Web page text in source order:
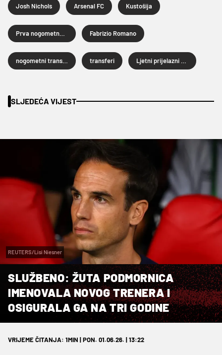
Josh Nichols Arsenal FC Kustošija
Fabrizio Romano
transferi
SLJEDEĆA VIJEST
REUTERS/Lisi Niesner
SLUŽBENO: ŽUTA PODMORNICA
IMENOVALA NOVOG TRENERA I
OSIGURALA GA NA TRI GODINE
VRIJEME ČITANJA: 1MIN | PON. 01.06.26. | 13:22